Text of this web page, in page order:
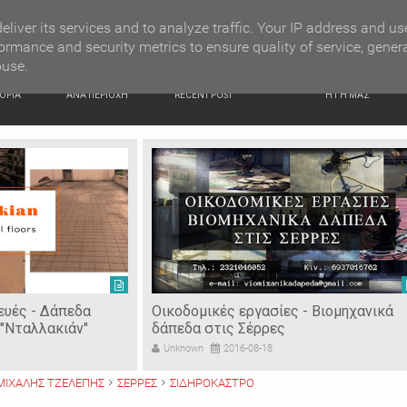
ΑΝΑ ΠΕΡΙΟΧΗ RECENT POST Η ΓΗ ΜΑΣ
- Δάπεδα
Οικοδομικές εργασίες - Βιομηχανικά
δάπεδα στις Σέρρες
Unknown 2016-08-18
ΤΖΕΛΕΠΗΣ ΣΕΡΡΕΣ ΣΙΔΗΡΟΚΑΣΤΡΟ
its services and to analyze traffic. Your IP address and
and security metrics to ensure quality of service,